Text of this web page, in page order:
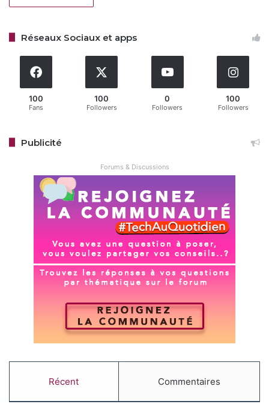
Réseaux Sociaux et apps
100
Fans
100
Followers
0
Followers
100
Followers
Publicité
Forums & Discussions
Récent Commentaires